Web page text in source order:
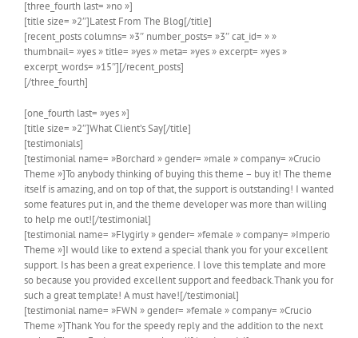
[three_fourth last= »no »]
[title size= »2″]Latest From The Blog[/title]
[recent_posts columns= »3″ number_posts= »3″ cat_id= » »
thumbnail= »yes » title= »yes » meta= »yes » excerpt= »yes »
excerpt_words= »15″][/recent_posts]
[/three_fourth]
[one_fourth last= »yes »]
[title size= »2″]What Client’s Say[/title]
[testimonials]
[testimonial name= »Borchard » gender= »male » company= »Crucio
Theme »]To anybody thinking of buying this theme – buy it! The theme
itself is amazing, and on top of that, the support is outstanding! I wanted
some features put in, and the theme developer was more than willing
to help me out![/testimonial]
[testimonial name= »Flygirly » gender= »female » company= »Imperio
Theme »]I would like to extend a special thank you for your excellent
support. Is has been a great experience. I love this template and more
so because you provided excellent support and feedback.Thank you for
such a great template! A must have![/testimonial]
[testimonial name= »FWN » gender= »female » company= »Crucio
Theme »]Thank You for the speedy reply and the addition to the next